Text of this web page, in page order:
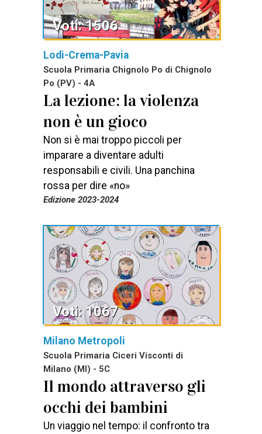
Lodi-Crema-Pavia
Scuola Primaria Chignolo Po di Chignolo
Po (PV) - 4A
La lezione: la violenza
non è un gioco
Non si è mai troppo piccoli per
imparare a diventare adulti
responsabili e civili. Una panchina
rossa per dire «no»
Edizione 2023-2024
Voti: 1506
Milano Metropoli
Scuola Primaria Ciceri Visconti di
Milano (MI) - 5C
Il mondo attraverso gli
occhi dei bambini
Un viaggio nel tempo: il confronto tra
Voti: 1067